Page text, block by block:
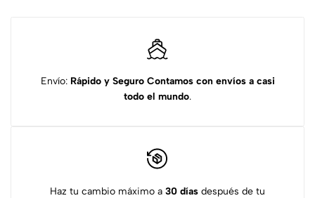
Envío: Rápido y Seguro Contamos con envíos a casi
todo el mundo.
Haz tu cambio máximo a 30 días después de tu